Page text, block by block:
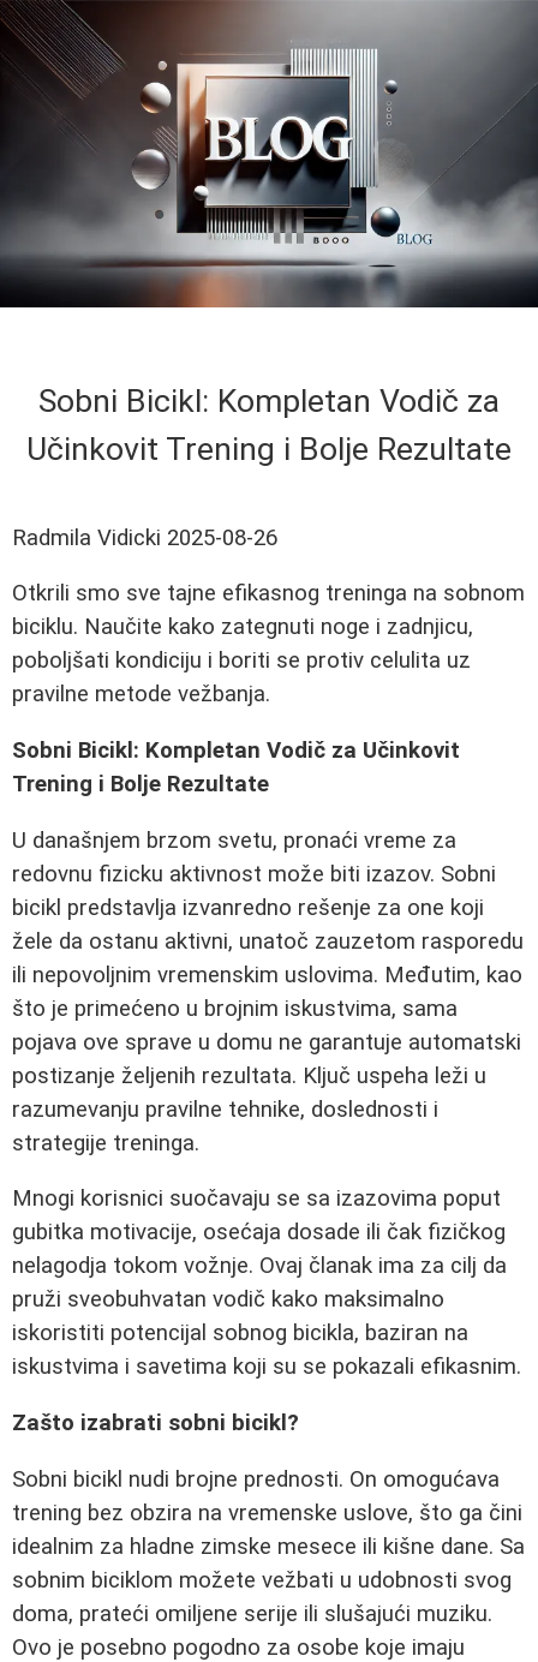
Sobni Bicikl: Kompletan Vodič za
Učinkovit Trening i Bolje Rezultate
Radmila Vidicki 2025-08-26
Otkrili smo sve tajne efikasnog treninga na sobnom
biciklu. Naučite kako zategnuti noge i zadnjicu,
poboljšati kondiciju i boriti se protiv celulita uz
pravilne metode vežbanja.
Sobni Bicikl: Kompletan Vodič za Učinkovit
Trening i Bolje Rezultate
U današnjem brzom svetu, pronaći vreme za
redovnu fizicku aktivnost može biti izazov. Sobni
bicikl predstavlja izvanredno rešenje za one koji
žele da ostanu aktivni, unatoč zauzetom rasporedu
ili nepovoljnim vremenskim uslovima. Međutim, kao
što je primećeno u brojnim iskustvima, sama
pojava ove sprave u domu ne garantuje automatski
postizanje željenih rezultata. Ključ uspeha leži u
razumevanju pravilne tehnike, doslednosti i
strategije treninga.
Mnogi korisnici suočavaju se sa izazovima poput
gubitka motivacije, osećaja dosade ili čak fizičkog
nelagodja tokom vožnje. Ovaj članak ima za cilj da
pruži sveobuhvatan vodič kako maksimalno
iskoristiti potencijal sobnog bicikla, baziran na
iskustvima i savetima koji su se pokazali efikasnim.
Zašto izabrati sobni bicikl?
Sobni bicikl nudi brojne prednosti. On omogućava
trening bez obzira na vremenske uslove, što ga čini
idealnim za hladne zimske mesece ili kišne dane. Sa
sobnim biciklom možete vežbati u udobnosti svog
doma, prateći omiljene serije ili slušajući muziku.
Ovo je posebno pogodno za osobe koje imaju